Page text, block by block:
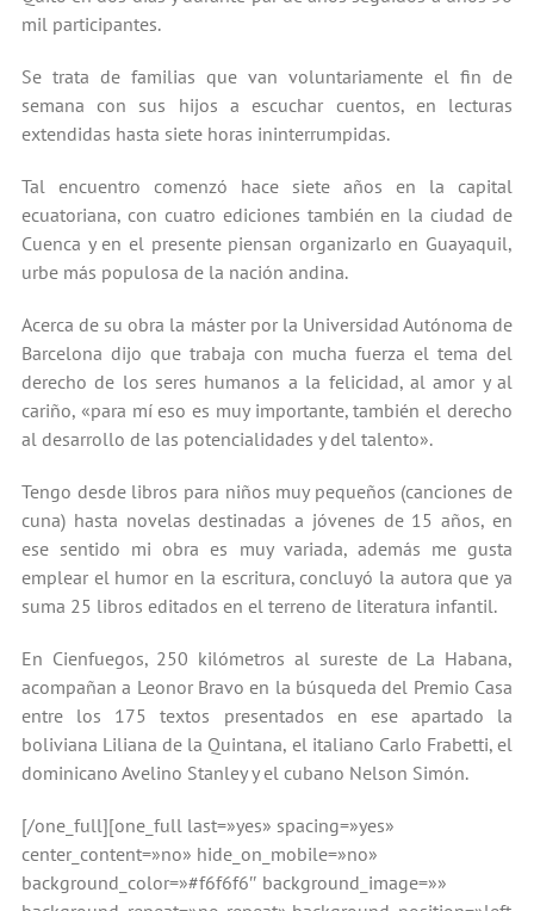
mil participantes.
Se trata de familias que van voluntariamente el fin de
semana con sus hijos a escuchar cuentos, en lecturas
extendidas hasta siete horas ininterrumpidas.
Tal encuentro comenzó hace siete años en la capital
ecuatoriana, con cuatro ediciones también en la ciudad de
Cuenca y en el presente piensan organizarlo en Guayaquil,
urbe más populosa de la nación andina.
Acerca de su obra la máster por la Universidad Autónoma de
Barcelona dijo que trabaja con mucha fuerza el tema del
derecho de los seres humanos a la felicidad, al amor y al
cariño, «para mí eso es muy importante, también el derecho
al desarrollo de las potencialidades y del talento».
Tengo desde libros para niños muy pequeños (canciones de
cuna) hasta novelas destinadas a jóvenes de 15 años, en
ese sentido mi obra es muy variada, además me gusta
emplear el humor en la escritura, concluyó la autora que ya
suma 25 libros editados en el terreno de literatura infantil.
En Cienfuegos, 250 kilómetros al sureste de La Habana,
acompañan a Leonor Bravo en la búsqueda del Premio Casa
entre los 175 textos presentados en ese apartado la
boliviana Liliana de la Quintana, el italiano Carlo Frabetti, el
dominicano Avelino Stanley y el cubano Nelson Simón.
[/one_full][one_full last=»yes» spacing=»yes»
center_content=»no» hide_on_mobile=»no»
background_color=»#f6f6f6″ background_image=»»